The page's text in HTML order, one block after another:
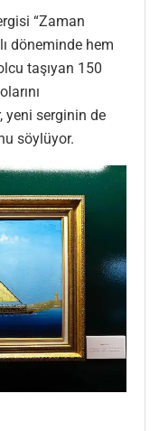
“Zaman
döneminde hem
taşıyan 150
yeni serginin de
söylüyor.